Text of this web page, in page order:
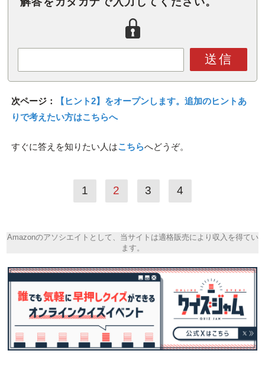
送信
次ページ：
【ヒント2】をオープンします。追加のヒントあ
りで考えたい方はこちらへ
すぐに答えを知りたい人はこちらへどうぞ。
1 2 3 4
Amazonのアソシエイトとして、当サイトは適格販売により収入を得てい
ます。